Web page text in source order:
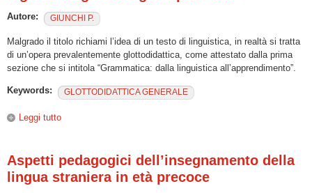
Autore: GIUNCHI P.
Malgrado il titolo richiami l’idea di un testo di linguistica, in realtà si tratta
di un’opera prevalentemente glottodidattica, come attestato dalla prima
sezione che si intitola “Grammatica: dalla linguistica all’apprendimento”.
Keywords: GLOTTODIDATTICA GENERALE
Leggi tutto
Aspetti pedagogici dell’insegnamento della
lingua straniera in età precoce